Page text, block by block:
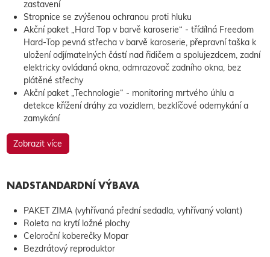
zastavení
Stropnice se zvýšenou ochranou proti hluku
Akční paket „Hard Top v barvě karoserie“ - třídílná Freedom
Hard-Top pevná střecha v barvě karoserie, přepravní taška k
uložení odjímatelných částí nad řidičem a spolujezdcem, zadní
elektricky ovládaná okna, odmrazovač zadního okna, bez
plátěné střechy
Akční paket „Technologie“ - monitoring mrtvého úhlu a
detekce křížení dráhy za vozidlem, bezklíčové odemykání a
zamykání
Zobrazit více
NADSTANDARDNÍ VÝBAVA
PAKET ZIMA (vyhřívaná přední sedadla, vyhřívaný volant)
Roleta na krytí ložné plochy
Celoroční koberečky Mopar
Bezdrátový reproduktor